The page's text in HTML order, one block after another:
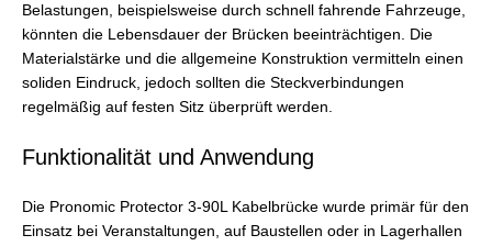
Belastungen, beispielsweise durch schnell fahrende Fahrzeuge,
könnten die Lebensdauer der Brücken beeinträchtigen. Die
Materialstärke und die allgemeine Konstruktion vermitteln einen
soliden Eindruck, jedoch sollten die Steckverbindungen
regelmäßig auf festen Sitz überprüft werden.
Funktionalität und Anwendung
Die Pronomic Protector 3-90L Kabelbrücke wurde primär für den
Einsatz bei Veranstaltungen, auf Baustellen oder in Lagerhallen